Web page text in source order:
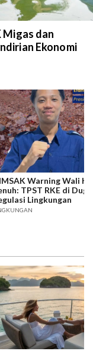
Migas dan
Ekonomi
Warning Wali
TPST RKE di
Lingkungan